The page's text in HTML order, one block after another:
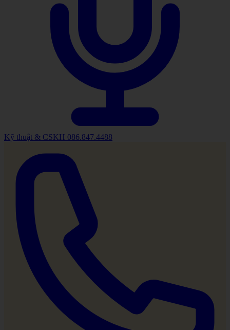
Kỹ thuật & CSKH 086.847.4488